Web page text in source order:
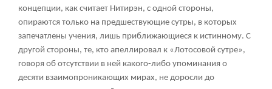
концепции, как считает Нитирэн, с одной стороны,
опираются только на предшествующие сутры, в которых
запечатлены учения, лишь приближающиеся к истинному. С
другой стороны, те, кто апеллировал к «Лотосовой сутре»,
говоря об отсутствии в ней какого-либо упоминания о
десяти взаимопроникающих мирах, не доросли до